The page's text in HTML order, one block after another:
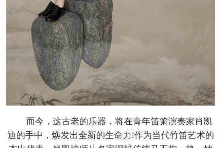
而今，这古老的乐器，将在青年笛箫演奏家肖凯
迪的手中，焕发出全新的生命力!作为当代竹笛艺术的